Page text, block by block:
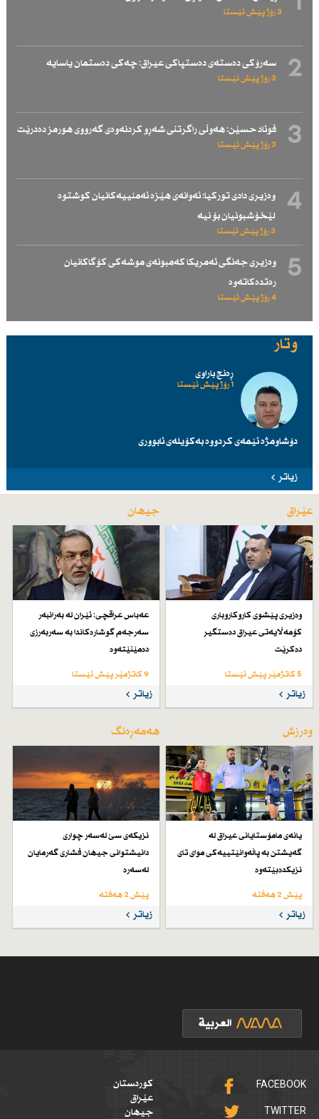
3 رۆژ پێش ئێستا
2 سەرۆكی دەستەی دەستپاكی عیراق: چەكی دەستمان یاسایە
3 رۆژ پێش ئێستا
3 فوئاد حسێن: هەوڵی راگرتنی شەڕو كردنەوەی گەرووی هورمز دەدرێت
3 رۆژ پێش ئێستا
4
وەزیری دادی توركیا: ئەوانەی هێزە ئەمنییەكانیان كوشتوە
لێخۆشبونیان بۆ نیە
3 رۆژ پێش ئێستا
5
وەزیری جەنگی ئەمریكا كەمبونەی موشەكی كۆگاكانیان
رەتدەكاتەوە
4 رۆژ پێش ئێستا
وتار
ڕەنج باراوی
1 رۆژ پێش ئێستا
دۆشاومژە ئێمەی کردووە بەکۆیلەی ئابووری
زیاتر
عێراق
وەزیری پێشوی كاروكاروباری
كۆمەڵایەتی عیراق دەستگیر
دەكرێت
5 کاتژمێر پێش ئێستا
زیاتر
جیهان
عەباس عراقچی: ئێران لە بەرانبەر
سەرجەم گوشارەكاندا بە سەربەرزی
دەمێنێتەوە
9 کاتژمێر پێش ئێستا
زیاتر
وەرزش
یانەی مامۆستایانی عیراق لە
گەیشتن بە پاڵەوانێتییەكی موای تای
نزیكدەبێتەوە
پێش 2 هەفتە
زیاتر
هەمەڕەنگ
نزیكەی سێ لەسەر چواری
دانیشتوانی جیهان فشاری گەرمایان
لەسەرە
پێش 2 هەفتە
زیاتر
FACEBOOK
TWITTER
کوردستان
عێراق
جیهان